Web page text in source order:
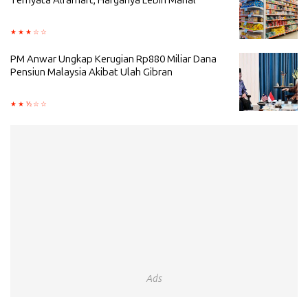
PM Anwar Ungkap Kerugian Rp880 Miliar Dana
Pensiun Malaysia Akibat Ulah Gibran
Ads